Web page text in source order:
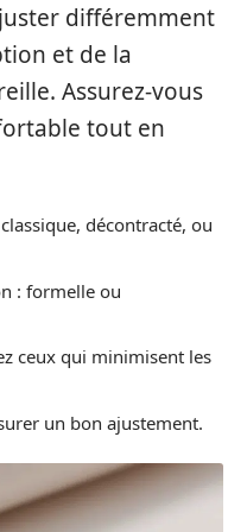
différemment
et de la
Assurez-vous
tout en
décontracté, ou
: formelle ou
ceux qui minimisent les
un bon ajustement.